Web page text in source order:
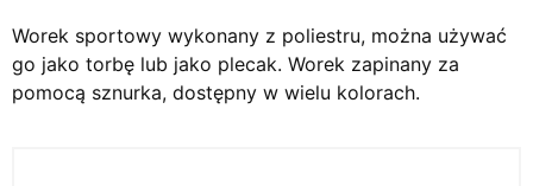
Worek sportowy wykonany z poliestru, można używać
go jako torbę lub jako plecak. Worek zapinany za
pomocą sznurka, dostępny w wielu kolorach.